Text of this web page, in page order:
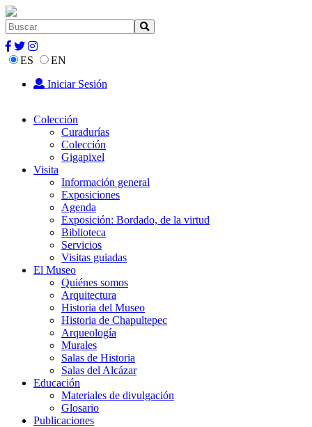
ES
EN
Iniciar Sesión
Colección
Curadurías
Colección
Gigapixel
Visita
Información general
Exposiciones
Agenda
Exposición: Bordado, de la virtud
Biblioteca
Servicios
Visitas guiadas
El Museo
Quiénes somos
Arquitectura
Historia del Museo
Historia de Chapultepec
Arqueología
Murales
Salas de Historia
Salas del Alcázar
Educación
Materiales de divulgación
Glosario
Publicaciones